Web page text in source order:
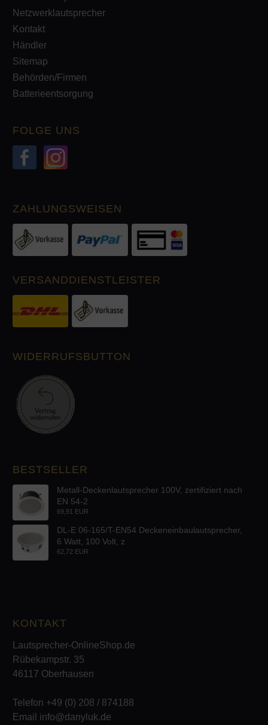
Netzwerklautsprecher
Kontakt
Händler
Sitemap
Behörden/Firmen
Batterieentsorgung
FOLGE UNS
ZAHLUNGSWEISEN
VERSANDDIENSTLEISTER
WIDERRUFSBUTTON
BESTSELLER
Metall-Deckenlautsprecher 100V, zertifiziert nach
EN 54-2
69,91 EUR
DL-E 06-165/T-EN54 Deckeneinbaulautsprecher,
6 Watt, 100 Volt, z
62,72 EUR
KONTAKT
Lautsprecher-OnlineShop.de
Rübekampstr. 35
46117 Oberhausen
Telefon +49 (0) 208 / 874188
Email info@danyluk.de